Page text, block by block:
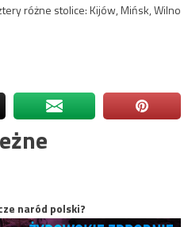
różne stolice: Kijów, Mińsk, Wilno
naród polski?